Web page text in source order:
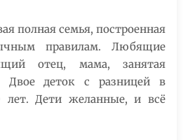
полная семья, построенная
правилам. Любящие
отец, мама, занятая
деток с разницей в
лет. Дети желанные, и всё